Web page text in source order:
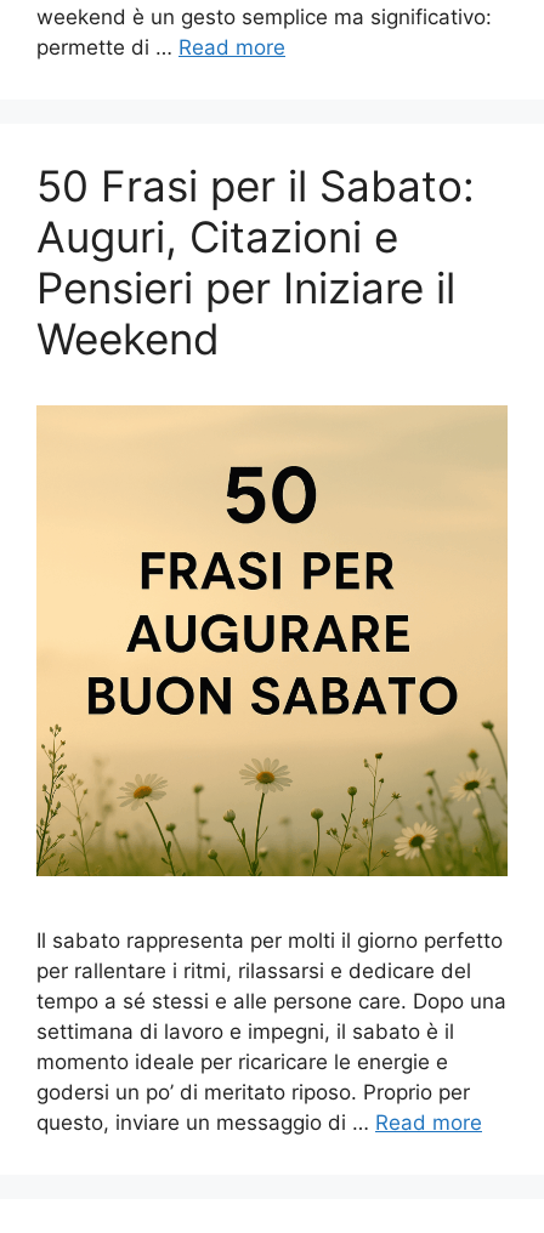
weekend è un gesto semplice ma significativo:
permette di … Read more
50 Frasi per il Sabato:
Auguri, Citazioni e
Pensieri per Iniziare il
Weekend
Il sabato rappresenta per molti il giorno perfetto
per rallentare i ritmi, rilassarsi e dedicare del
tempo a sé stessi e alle persone care. Dopo una
settimana di lavoro e impegni, il sabato è il
momento ideale per ricaricare le energie e
godersi un po’ di meritato riposo. Proprio per
questo, inviare un messaggio di … Read more